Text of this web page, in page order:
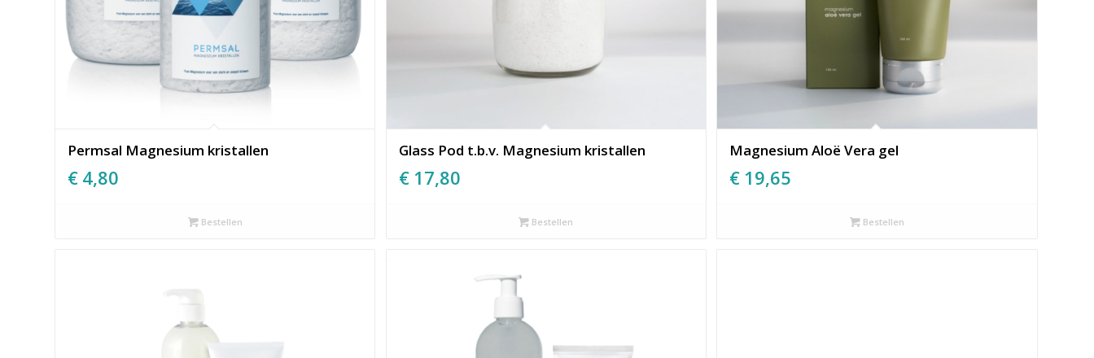
Permsal Magnesium kristallen
€ 4,80
Bestellen
Glass Pod t.b.v. Magnesium kristallen
€ 17,80
Bestellen
Magnesium Aloë Vera gel
€ 19,65
Bestellen